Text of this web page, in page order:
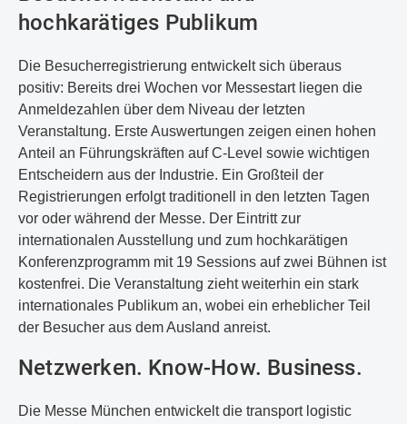
hochkarätiges Publikum
Die Besucherregistrierung entwickelt sich überaus
positiv: Bereits drei Wochen vor Messestart liegen die
Anmeldezahlen über dem Niveau der letzten
Veranstaltung. Erste Auswertungen zeigen einen hohen
Anteil an Führungskräften auf C-Level sowie wichtigen
Entscheidern aus der Industrie. Ein Großteil der
Registrierungen erfolgt traditionell in den letzten Tagen
vor oder während der Messe. Der Eintritt zur
internationalen Ausstellung und zum hochkarätigen
Konferenzprogramm mit 19 Sessions auf zwei Bühnen ist
kostenfrei. Die Veranstaltung zieht weiterhin ein stark
internationales Publikum an, wobei ein erheblicher Teil
der Besucher aus dem Ausland anreist.
Netzwerken. Know-How. Business.
Die Messe München entwickelt die transport logistic